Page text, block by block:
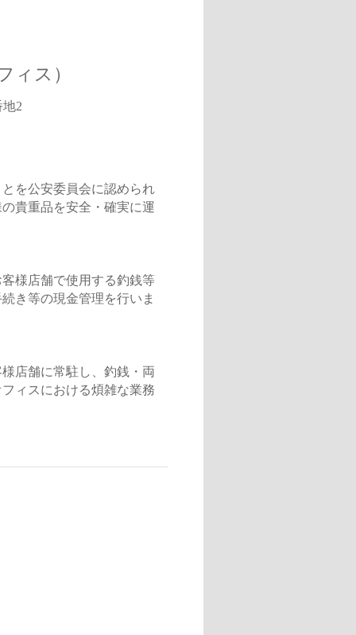
ィス）
2
を公安委員会に認められ
貴重品を安全・確実に運
様店舗で使用する釣銭等
き等の現金管理を行いま
店舗に常駐し、釣銭・両
ィスにおける煩雑な業務